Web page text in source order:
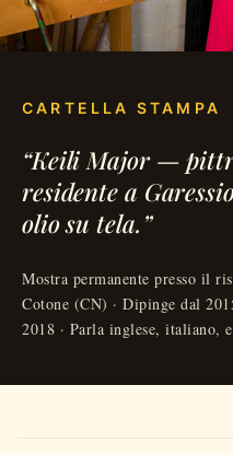
CARTELLA STAMPA
“Keili Major —
residente a
olio su tela.”
Mostra permanente presso il
Cotone (CN) · Dipinge dal
2018 · Parla inglese, italiano,